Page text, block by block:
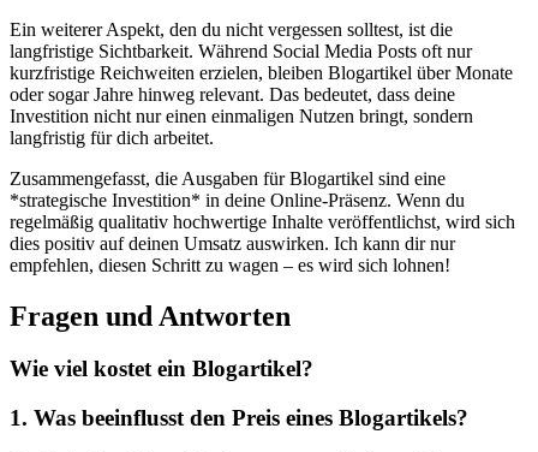
Ein ⁤weiterer Aspekt, den‌ du nicht vergessen ‍solltest, ist die
langfristige Sichtbarkeit. Während Social Media ⁢Posts⁣ oft nur
kurzfristige Reichweiten⁤ erzielen, bleiben Blogartikel⁢ über ⁣Monate
oder sogar Jahre hinweg relevant. Das bedeutet, dass deine
Investition nicht nur einen einmaligen Nutzen bringt, sondern
langfristig für dich arbeitet.
Zusammengefasst, die Ausgaben ⁣für Blogartikel sind eine
*strategische ⁣Investition* in deine Online-Präsenz. Wenn du
regelmäßig qualitativ hochwertige Inhalte veröffentlichst, wird sich
dies ⁢positiv auf deinen Umsatz auswirken. Ich kann dir nur
empfehlen,⁤ diesen Schritt zu wagen – es wird sich lohnen!
Fragen ‍und Antworten
Wie viel kostet​ ein Blogartikel?
1. Was beeinflusst den Preis eines Blogartikels?